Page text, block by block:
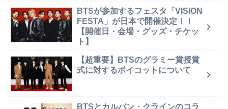
BTSが参加するフェスタ「VISION
FESTA」が日本で開催決定！！
【開催日・会場・グッズ・チケッ
ト】
【超重要】BTSのグラミー賞授賞
式に対するボイコットについて
BTSとカルバン・クラインのコラ